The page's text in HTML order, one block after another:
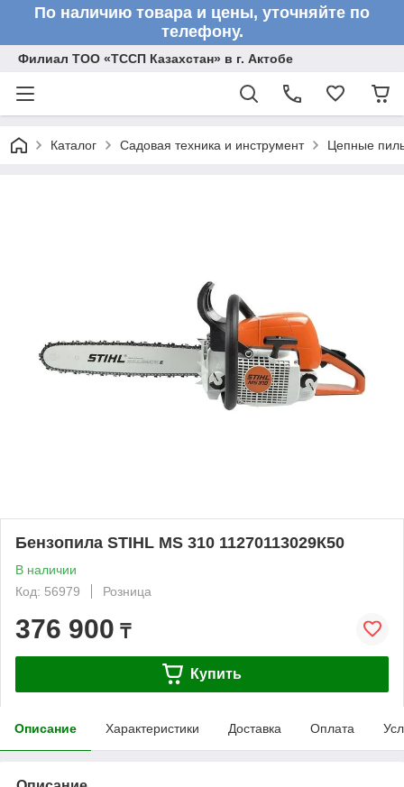
По наличию товара и цены, уточняйте по
телефону.
Филиал ТОО «ТССП Казахстан» в г. Актобе
Каталог Садовая техника и инструмент Цепные
Бензопила STIHL MS 310 11270113029К50
В наличии
Код: 56979
Розница
376 900 ₸
Купить
Описание Характеристики Доставка Оплата